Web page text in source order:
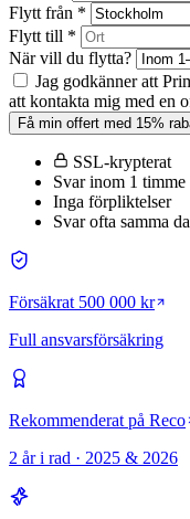
Flytt från *
Flytt till *
När vill du flytta?
Jag godkänner att
att kontakta mig med en
Få min offert med 15%
SSL-krypterat
Svar inom 1 timme
Inga förpliktelser
Svar ofta samma
Försäkrat 500 000 kr
Full ansvarsförsäkring
Rekommenderat på Reco
2 år i rad · 2025 & 2026